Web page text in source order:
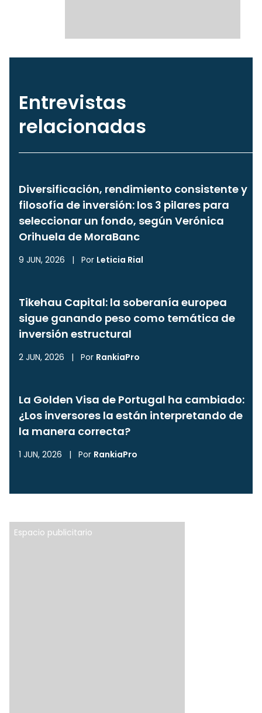
Entrevistas
relacionadas
Diversificación, rendimiento consistente y
filosofía de inversión: los 3 pilares para
seleccionar un fondo, según Verónica
Orihuela de MoraBanc
9 JUN, 2026 | Por Leticia Rial
Tikehau Capital: la soberanía europea
sigue ganando peso como temática de
inversión estructural
2 JUN, 2026 | Por RankiaPro
La Golden Visa de Portugal ha cambiado:
¿Los inversores la están interpretando de
la manera correcta?
1 JUN, 2026 | Por RankiaPro
Espacio publicitario